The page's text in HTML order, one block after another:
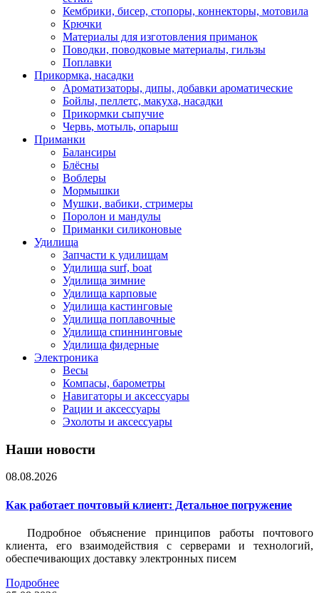
Кембрики, бисер, стопоры, коннекторы, мотовила
Крючки
Материалы для изготовления приманок
Поводки, поводковые материалы, гильзы
Поплавки
Прикормка, насадки
Ароматизаторы, дипы, добавки ароматические
Бойлы, пеллетс, макуха, насадки
Прикормки сыпучие
Червь, мотыль, опарыш
Приманки
Балансиры
Блёсны
Воблеры
Мормышки
Мушки, вабики, стримеры
Поролон и мандулы
Приманки силиконовые
Удилища
Запчасти к удилищам
Удилища surf, boat
Удилища зимние
Удилища карповые
Удилища кастинговые
Удилища поплавочные
Удилища спиннинговые
Удилища фидерные
Электроника
Весы
Компасы, барометры
Навигаторы и аксессуары
Рации и аксессуары
Эхолоты и аксессуары
Наши новости
08.08.2026
Как работает почтовый клиент: Детальное погружение
Подробное объяснение принципов работы почтового
клиента, его взаимодействия с серверами и технологий,
обеспечивающих доставку электронных писем
Подробнее